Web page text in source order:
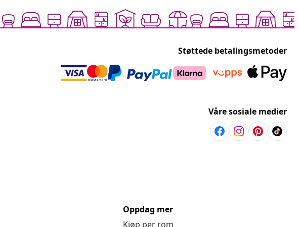
Støttede betalingsmetoder
Våre sosiale medier
Oppdag mer
Kjøp per rom